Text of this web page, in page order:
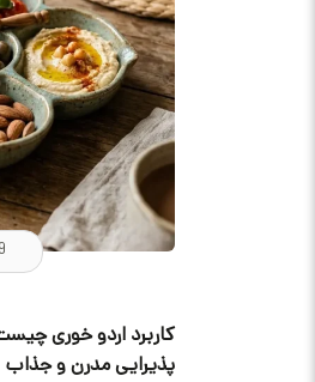
کاربرد اردو خوری
پذیرایی مدرن و جذاب